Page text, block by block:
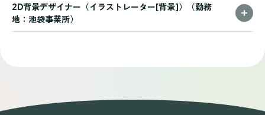
2D背景デザイナー（イラストレーター[背景]）（勤務
地：池袋事業所）